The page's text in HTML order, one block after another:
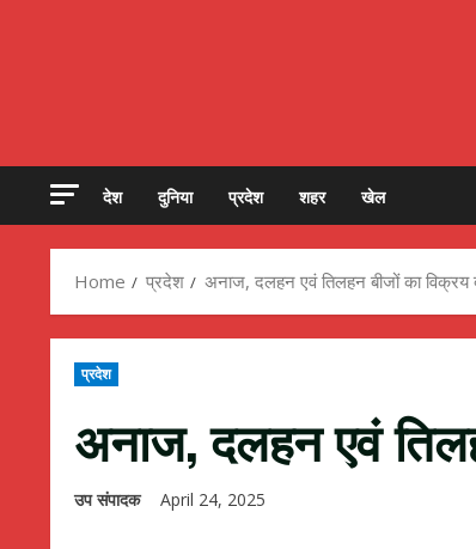
देश दुनिया प्रदेश शहर खेल
Home प्रदेश अनाज, दलहन एवं तिलहन बीजों का विक्रय
प्रदेश
अनाज, दलहन एवं
उप संपादक April 24, 2025